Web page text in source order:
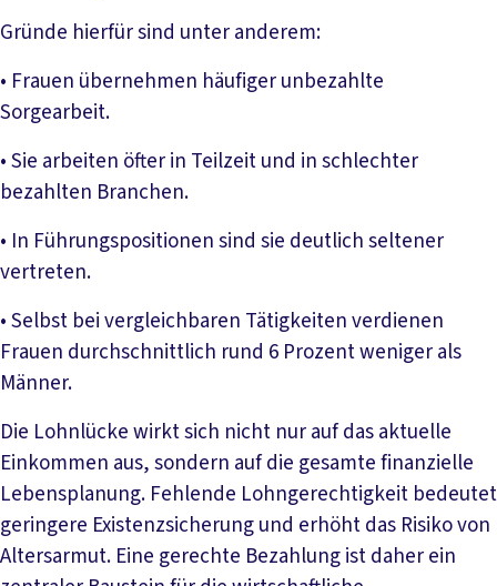
Gründe hierfür sind unter anderem:
• Frauen übernehmen häufiger unbezahlte
Sorgearbeit.
• Sie arbeiten öfter in Teilzeit und in schlechter
bezahlten Branchen.
• In Führungspositionen sind sie deutlich seltener
vertreten.
• Selbst bei vergleichbaren Tätigkeiten verdienen
Frauen durchschnittlich rund 6 Prozent weniger als
Männer.
Die Lohnlücke wirkt sich nicht nur auf das aktuelle
Einkommen aus, sondern auf die gesamte finanzielle
Lebensplanung. Fehlende Lohngerechtigkeit bedeutet
geringere Existenzsicherung und erhöht das Risiko von
Altersarmut. Eine gerechte Bezahlung ist daher ein